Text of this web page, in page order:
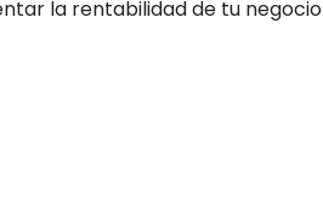
la rentabilidad de tu negocio